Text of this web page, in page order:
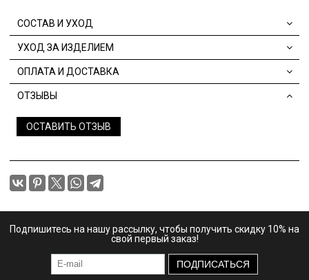
СОСТАВ И УХОД
УХОД ЗА ИЗДЕЛИЕМ
ОПЛАТА И ДОСТАВКА
ОТЗЫВЫ
ОСТАВИТЬ ОТЗЫВ
Подпишитесь на нашу рассылку, чтобы получить скидку 10% на
свой первый заказ!
ПОДПИСАТЬСЯ